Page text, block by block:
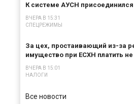
К системе АУСН
ВЧЕРА В 15:31
СПЕЦРЕЖИМЫ
За цех, простаивающий из-за
имущество при ЕСХН платить
ВЧЕРА В 15:01
НАЛОГИ
Все новости